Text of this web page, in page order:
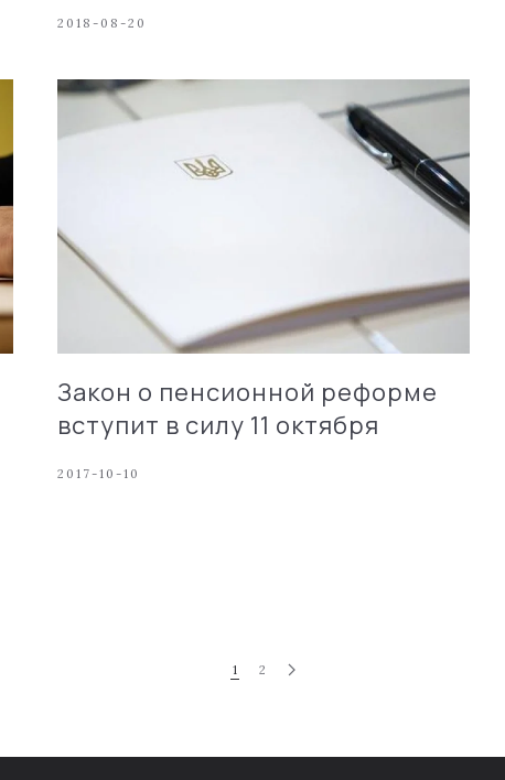
2018-08-20
Закон о пенсионной реформе
вступит в силу 11 октября
2017-10-10
1 2